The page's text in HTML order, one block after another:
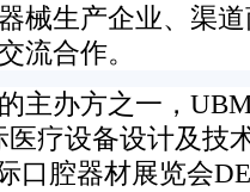
械生产企业、渠
流合作。
的主办方之一，
医疗设备设计及技
口腔器材展览会